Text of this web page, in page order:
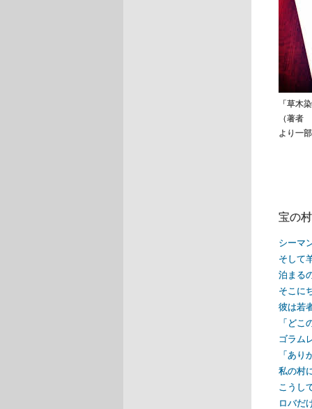
「草木
（著者
より一
宝の
シーマ
そして
泊まる
そこに
彼は若
「ど
ゴラム
「あ
私の村
こうし
ロバだ